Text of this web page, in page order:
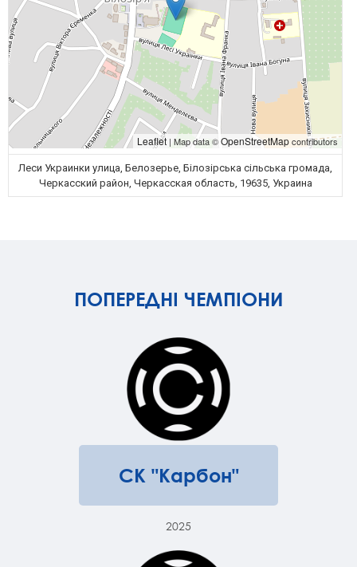
Leaflet | Map data ©OpenStreetMapcontributors
Леси Украинки улица, Белозерье, Білозірська сільська громада,
Черкасский район, Черкасская область, 19635, Украина
ПОПЕРЕДНІ ЧЕМПІОНИ
СК "Карбон"
2025